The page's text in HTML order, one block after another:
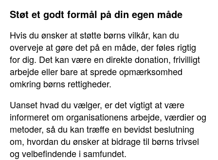
Støt et godt formål på din egen måde
Hvis du ønsker at støtte børns vilkår, kan du
overveje at gøre det på en måde, der føles rigtig
for dig. Det kan være en direkte donation, frivilligt
arbejde eller bare at sprede opmærksomhed
omkring børns rettigheder.
Uanset hvad du vælger, er det vigtigt at være
informeret om organisationens arbejde, værdier og
metoder, så du kan træffe en bevidst beslutning
om, hvordan du ønsker at bidrage til børns trivsel
og velbefindende i samfundet.